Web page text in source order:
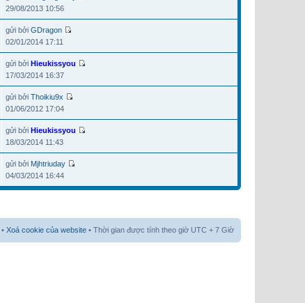
29/08/2013 10:56
gửi bởi GDragon
02/01/2014 17:11
gửi bởi Hieukissyou
17/03/2014 16:37
gửi bởi Thoikiu9x
01/06/2012 17:04
gửi bởi Hieukissyou
18/03/2014 11:43
gửi bởi Mjhtriuday
04/03/2014 16:44
• Xoá cookie của website • Thời gian được tính theo giờ UTC + 7 Giờ